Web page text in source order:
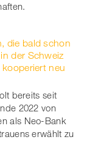
die bald schon
der Schweiz
neu
bereits seit
2022 von
als Neo-Bank
erwählt zu